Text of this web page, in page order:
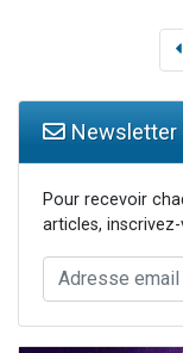
Newsletter
Pour recevoir
articles,